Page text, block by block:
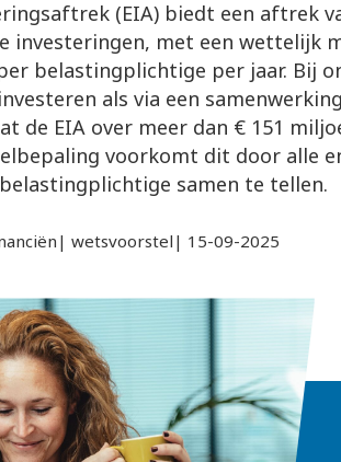
(EIA) biedt een aftrek
investeringen, met een wettelijk
belastingplichtige per jaar. Bij
als via een
de EIA over meer dan € 151
voorkomt dit door alle
samen te tellen.
wetsvoorstel| 15-09-2025